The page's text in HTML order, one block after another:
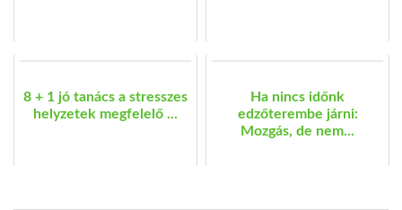
8 + 1 jó tanács a stresszes
helyzetek megfelelő ...
Ha nincs időnk
edzőterembe járni:
Mozgás, de nem...